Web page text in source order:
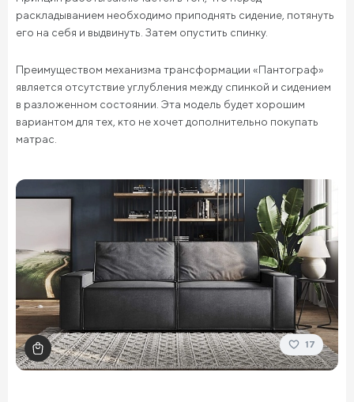
раскладыванием необходимо приподнять сидение, потянуть
его на себя и выдвинуть. Затем опустить спинку.
Преимуществом механизма трансформации «Пантограф»
является отсутствие углубления между спинкой и сидением
в разложенном состоянии. Эта модель будет хорошим
вариантом для тех, кто не хочет дополнительно покупать
матрас.
17